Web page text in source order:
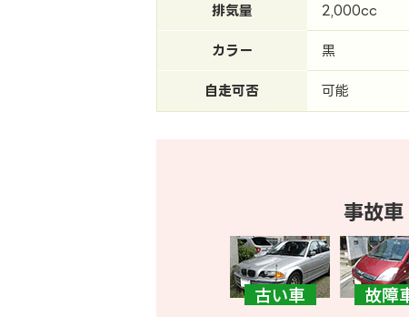
排気量 2,000cc
カラー 黒
自走可否 可能
事故車